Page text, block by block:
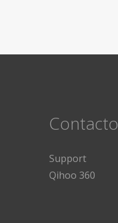
Contacto
Support
Qihoo 360